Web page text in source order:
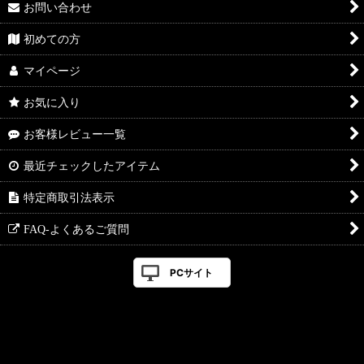
お問い合わせ
初めての方
マイページ
お気に入り
お客様レビュー一覧
最近チェックしたアイテム
特定商取引法表示
FAQ-よくあるご質問
PCサイト